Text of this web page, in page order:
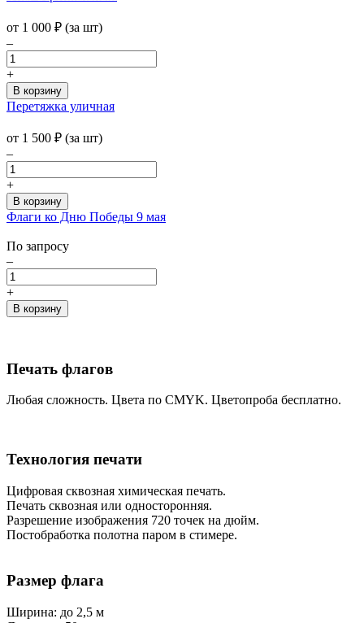
от 1 000 ₽ (за шт)
–
+
Перетяжка уличная
от 1 500 ₽ (за шт)
–
+
Флаги ко Дню Победы 9 мая
По запросу
–
+
Печать флагов
Любая сложность. Цвета по CMYK. Цветопроба бесплатно.
Технология печати
Цифровая сквозная химическая печать.
Печать сквозная или односторонняя.
Разрешение изображения 720 точек на дюйм.
Постобработка полотна паром в стимере.
Размер флага
Ширина: до 2,5 м